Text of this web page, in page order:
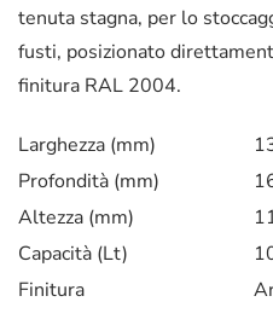
tenuta stagna, per lo
fusti, posizionato
finitura RAL 2004.
Larghezza (mm)
Profondità (mm)
Altezza (mm)
Capacità (Lt)
Finitura